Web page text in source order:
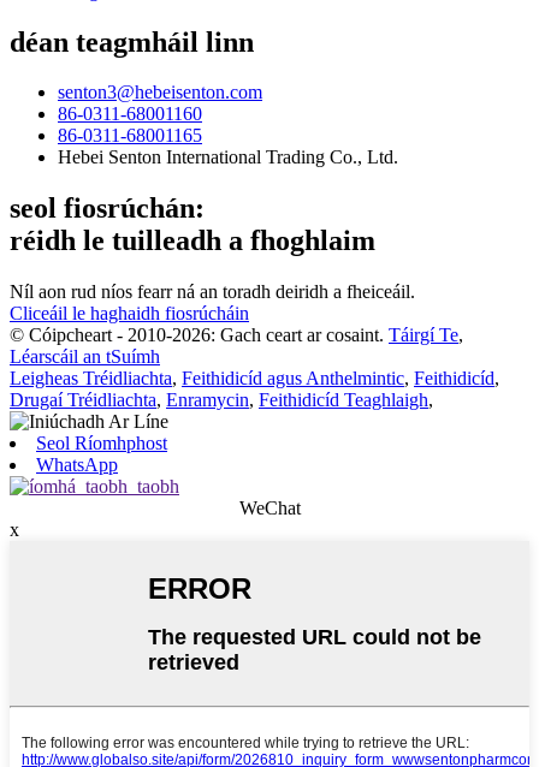
déan teagmháil linn
senton3@hebeisenton.com
86-0311-68001160
86-0311-68001165
Hebei Senton International Trading Co., Ltd.
seol fiosrúchán:
réidh le tuilleadh a fhoghlaim
Níl aon rud níos fearr ná an toradh deiridh a fheiceáil.
Cliceáil le haghaidh fiosrúcháin
© Cóipcheart - 2010-2026: Gach ceart ar cosaint. Táirgí Te,
Léarscáil an tSuímh
Leigheas Tréidliachta, Feithidicíd agus Anthelmintic, Feithidicíd,
Drugaí Tréidliachta, Enramycin, Feithidicíd Teaghlaigh,
Seol Ríomhphost
WhatsApp
WeChat
x